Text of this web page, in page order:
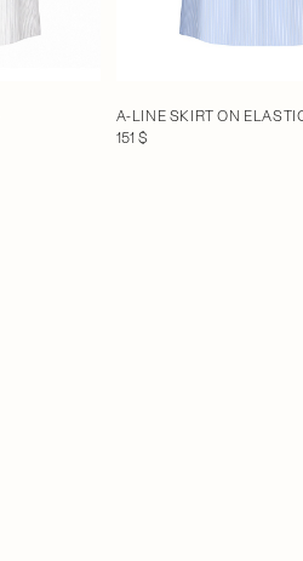
A-LINE SKIRT ON
151 $